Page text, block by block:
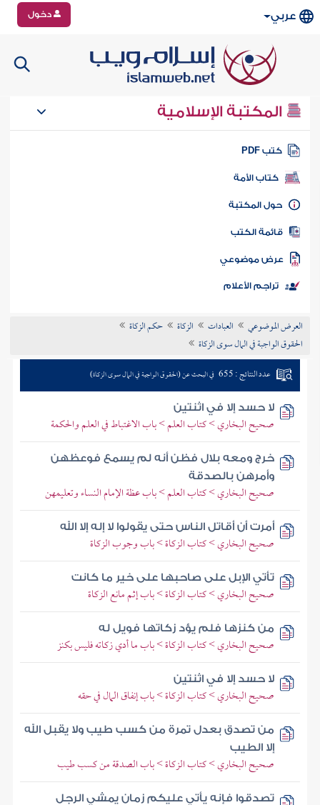
عربي دخول
المكتبة الإسلامية
كتب PDF
كتاب الأمة
المكتبة
الكتب
موضوعي
تراجم الأعلام
العرض الموضوعي العبادات الزكاة
حكم الزكاة
الحقوق الواجبة في المال سوى الزكاة
عدد النتائج : 655 في البحث عن (الحقوق الواجبة في المال سوى الزكاة)
لا حسد إلا في اثنتين
صحيح البخاري > كتاب العلم > باب الاغتباط في العلم والحكمة
خرج ومعه بلال فظن أنه لم يسمع فوعظهن
وأمرهن بالصدقة
صحيح البخاري > كتاب العلم > باب عظة الإمام النساء وتعليمهن
أمرت أن أقاتل الناس حتى يقولوا لا إله إلا الله
صحيح البخاري > كتاب الزكاة > باب وجوب الزكاة
تأتي الإبل على صاحبها على خير ما كانت
صحيح البخاري > كتاب الزكاة > باب إثم مانع الزكاة
من كنزها فلم يؤد زكاتها فويل له
صحيح البخاري > كتاب الزكاة > باب ما أدي زكاته فليس بكنز
لا حسد إلا في اثنتين
صحيح البخاري > كتاب الزكاة > باب إنفاق المال في حقه
من تصدق بعدل تمرة من كسب طيب ولا يقبل الله
إلا الطيب
صحيح البخاري > كتاب الزكاة > باب الصدقة من كسب طيب
تصدقوا فإنه يأتي عليكم زمان يمشي الرجل